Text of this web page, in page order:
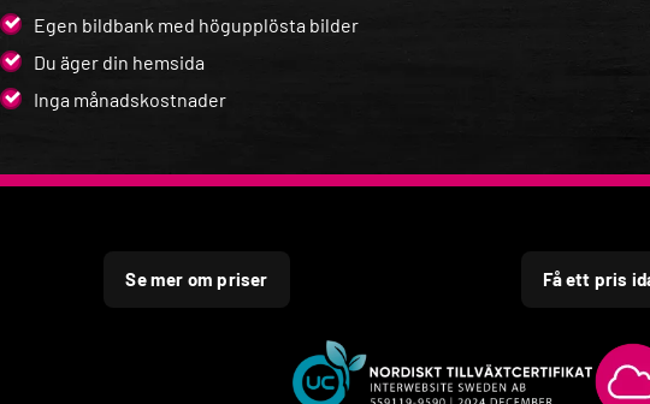
Egen bildbank med högupplösta bilder
Du äger din hemsida
Inga månadskostnader
Se mer om priser Få ett pris